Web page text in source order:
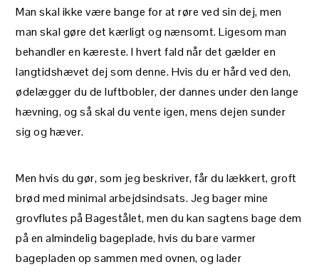
Man skal ikke være bange for at røre ved sin dej, men
man skal gøre det kærligt og nænsomt. Ligesom man
behandler en kæreste. I hvert fald når det gælder en
langtidshævet dej som denne. Hvis du er hård ved den,
ødelægger du de luftbobler, der dannes under den lange
hævning, og så skal du vente igen, mens dejen sunder
sig og hæver.
Men hvis du gør, som jeg beskriver, får du lækkert, groft
brød med minimal arbejdsindsats. Jeg bager mine
grovflutes på Bagestålet, men du kan sagtens bage dem
på en almindelig bageplade, hvis du bare varmer
bagepladen op sammen med ovnen, og lader